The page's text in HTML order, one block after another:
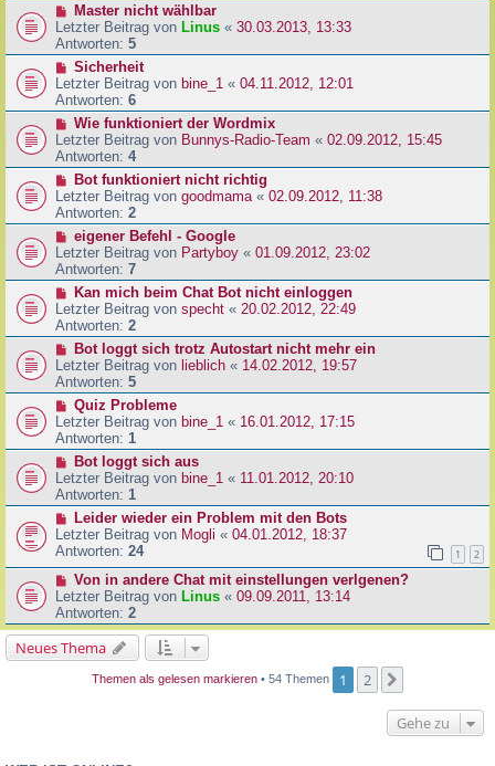
Master nicht wählbar
Letzter Beitrag von Linus « 30.03.2013, 13:33
Antworten: 5
Sicherheit
Letzter Beitrag von bine_1 « 04.11.2012, 12:01
Antworten: 6
Wie funktioniert der Wordmix
Letzter Beitrag von Bunnys-Radio-Team « 02.09.2012, 15:45
Antworten: 4
Bot funktioniert nicht richtig
Letzter Beitrag von goodmama « 02.09.2012, 11:38
Antworten: 2
eigener Befehl - Google
Letzter Beitrag von Partyboy « 01.09.2012, 23:02
Antworten: 7
Kan mich beim Chat Bot nicht einloggen
Letzter Beitrag von specht « 20.02.2012, 22:49
Antworten: 2
Bot loggt sich trotz Autostart nicht mehr ein
Letzter Beitrag von lieblich « 14.02.2012, 19:57
Antworten: 5
Quiz Probleme
Letzter Beitrag von bine_1 « 16.01.2012, 17:15
Antworten: 1
Bot loggt sich aus
Letzter Beitrag von bine_1 « 11.01.2012, 20:10
Antworten: 1
Leider wieder ein Problem mit den Bots
Letzter Beitrag von Mogli « 04.01.2012, 18:37
Antworten: 24 1 2
Von in andere Chat mit einstellungen verlgenen?
Letzter Beitrag von Linus « 09.09.2011, 13:14
Antworten: 2
Neues Thema
Themen als gelesen markieren • 54 Themen 1 2
Gehe zu